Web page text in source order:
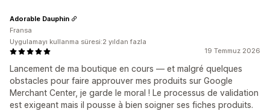
19 Temmuz 2026
Lancement de ma boutique en cours — et malgré quelques
obstacles pour faire approuver mes produits sur Google
Merchant Center, je garde le moral ! Le processus de validation
est exigeant mais il pousse à bien soigner ses fiches produits.
Adorable Dauphin
Fransa
Uygulamayı kullanma süresi:2 yıldan fazla